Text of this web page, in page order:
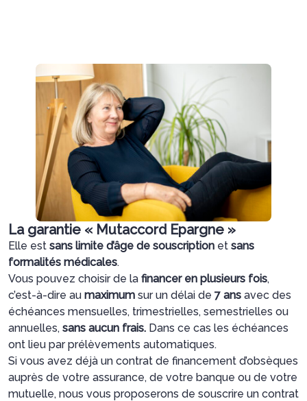
La garantie « Mutaccord Epargne »
Elle est sans limite d’âge de souscription et sans
formalités médicales.
Vous pouvez choisir de la financer en plusieurs fois,
c’est-à-dire au maximum sur un délai de 7 ans avec des
échéances mensuelles, trimestrielles, semestrielles ou
annuelles, sans aucun frais. Dans ce cas les échéances
ont lieu par prélèvements automatiques.
Si vous avez déjà un contrat de financement d’obsèques
auprès de votre assurance, de votre banque ou de votre
mutuelle, nous vous proposerons de souscrire un contrat